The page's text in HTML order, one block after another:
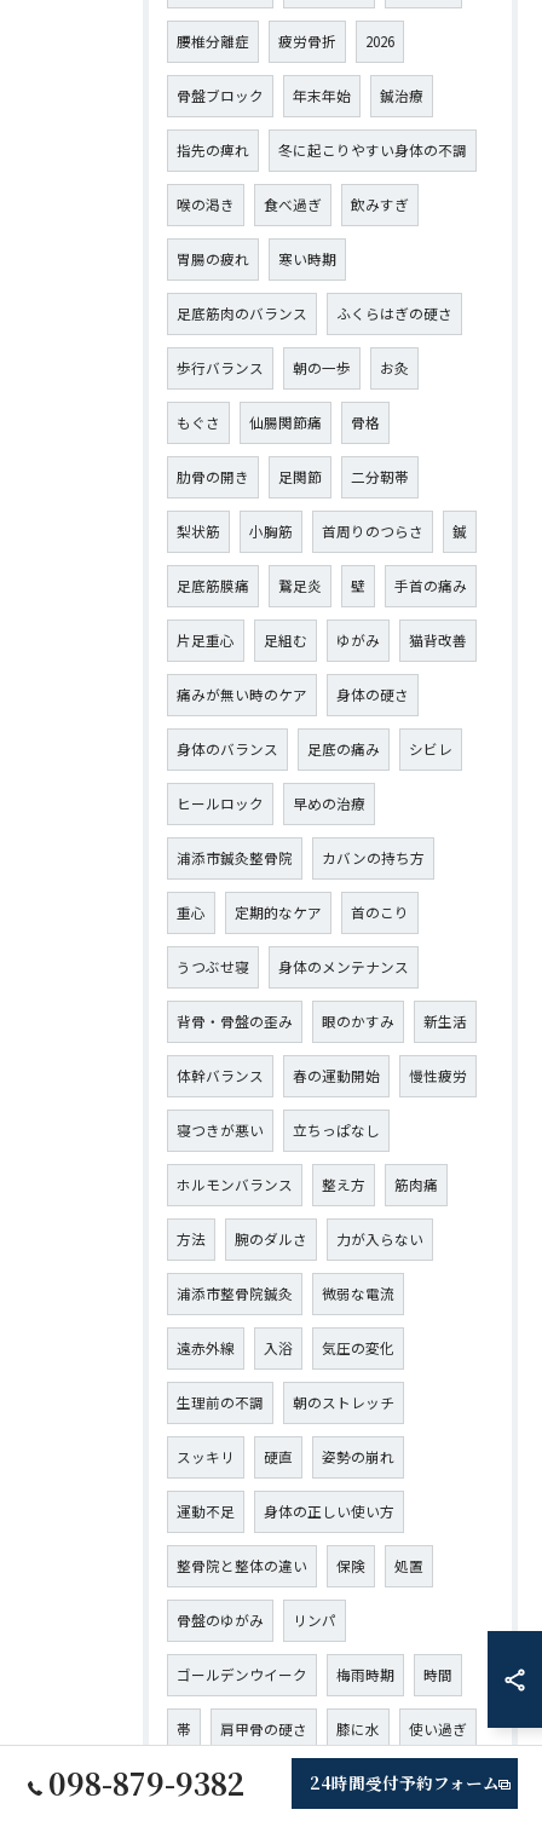
腰椎分離症 疲労骨折 2026
骨盤ブロック 年末年始 鍼治療
指先の痺れ 冬に起こりやすい身体の不調
喉の渇き 食べ過ぎ 飲みすぎ
胃腸の疲れ 寒い時期
足底筋肉のバランス ふくらはぎの硬さ
歩行バランス 朝の一歩 お灸
もぐさ 仙腸関節痛 骨格
肋骨の開き 足関節 二分靭帯
梨状筋 小胸筋 首周りのつらさ 鍼
足底筋膜痛 鵞足炎 壁 手首の痛み
片足重心 足組む ゆがみ 猫背改善
痛みが無い時のケア 身体の硬さ
身体のバランス 足底の痛み シビレ
ヒールロック 早めの治療
浦添市鍼灸整骨院 カバンの持ち方
重心 定期的なケア 首のこり
うつぶせ寝 身体のメンテナンス
背骨・骨盤の歪み 眼のかすみ 新生活
体幹バランス 春の運動開始 慢性疲労
寝つきが悪い 立ちっぱなし
ホルモンバランス 整え方 筋肉痛
方法 腕のダルさ 力が入らない
浦添市整骨院鍼灸 微弱な電流
遠赤外線 入浴 気圧の変化
生理前の不調 朝のストレッチ
スッキリ 硬直 姿勢の崩れ
運動不足 身体の正しい使い方
整骨院と整体の違い 保険 処置
骨盤のゆがみ リンパ
ゴールデンウイーク 梅雨時期 時間
帯 肩甲骨の硬さ 膝に水 使い過ぎ
夏が来る前に 見分け方 GW疲れ
098-879-9382 24時間受付予約フォーム